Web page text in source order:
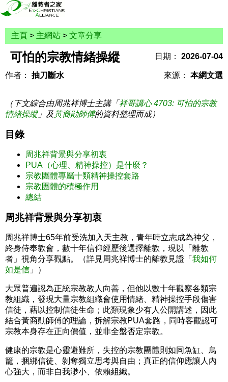
主頁 > 主網站 > 文章分享
可怕的宗教情緒操縱 日期： 2026-07-04
作者： 抽刀斷水 來源： 本網文選
（下文綜合由周兆祥博士主講「 祥哥講心 4703: 可怕的宗教
情緒操縱」及黃裔勛師傅的資料整理而成）
目錄
周兆祥背景與分享初衷
PUA（心理、精神操控）是什麼？
宗教團體專屬十類精神操控套路
宗教團體的積極作用
總結
周兆祥背景與分享初衷
周兆祥博士65年前受洗加入天主教，青年時立志成為神父，
終身侍奉教會，數十年信仰經歷後選擇離教，現以「離教
者」視角分享觀點。（詳見周兆祥博士的離教見證「 我如何
如是信 」）
大眾普遍認為正統宗教教人向善，但他以數十年觀察各類宗
教組織，發現大量宗教組織會使用情緒、精神操控手段傷害
信徒，藉以控制信徒生命；此類現象少有人公開講述，因此
結合黃裔勛師傅的理論，拆解宗教PUA套路，同時客觀認可
宗教本身存在正向價值，並非全盤否定宗教。
健康的宗教是心靈避難所，失控的宗教團體則如同魚缸、鳥
籠，捆綁信徒、剝奪獨立思考與自由；真正的信仰應讓人內
心強大，而非自我渺小、依賴組織。